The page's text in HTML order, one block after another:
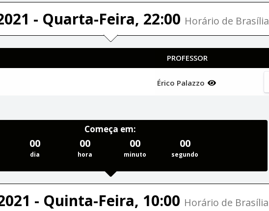
- Quarta-Feira, 22:00 Horário de Brasília
PROFESSOR
Érico Palazzo
Começa em:
00
dia
00
hora
00
minuto
00
segundo
- Quinta-Feira, 10:00 Horário de Brasília